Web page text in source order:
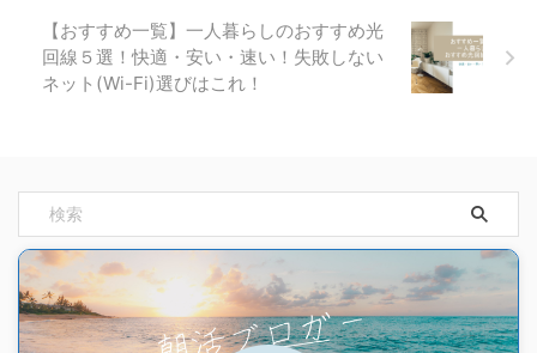
【おすすめ一覧】一人暮らしのおすすめ光
回線５選！快適・安い・速い！失敗しない
ネット(Wi-Fi)選びはこれ！